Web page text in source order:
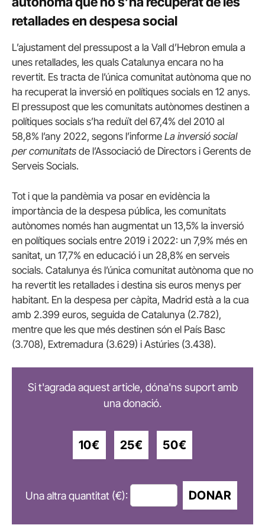
retallades en despesa social
L’ajustament del pressupost a la Vall d’Hebron emula a
unes retallades, les quals Catalunya encara no ha
revertit. Es tracta de l’única comunitat autònoma que no
ha recuperat la inversió en polítiques socials en 12 anys.
El pressupost que les comunitats autònomes destinen a
polítiques socials s’ha reduït del 67,4% del 2010 al
58,8% l’any 2022, segons l’informe La inversió social
per comunitats de l’Associació de Directors i Gerents de
Serveis Socials.
Tot i que la pandèmia va posar en evidència la
importància de la despesa pública, les comunitats
autònomes només han augmentat un 13,5% la inversió
en polítiques socials entre 2019 i 2022: un 7,9% més en
sanitat, un 17,7% en educació i un 28,8% en serveis
socials. Catalunya és l’única comunitat autònoma que no
ha revertit les retallades i destina sis euros menys per
habitant. En la despesa per càpita, Madrid està a la cua
amb 2.399 euros, seguida de Catalunya (2.782),
mentre que les que més destinen són el País Basc
(3.708), Extremadura (3.629) i Astúries (3.438).
Si t'agrada aquest article, dóna'ns suport amb
una donació.
10€ 25€ 50€
Una altra quantitat (€): DONAR